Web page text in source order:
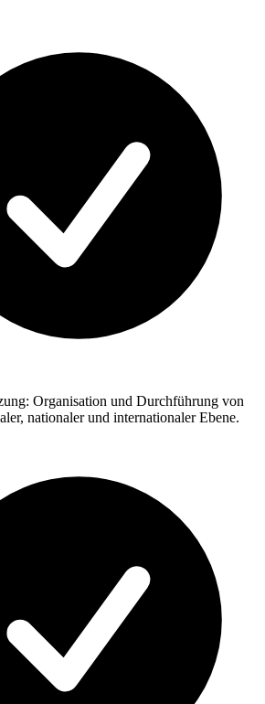
Organisation und Durchführung von
nationaler und internationaler Ebene.